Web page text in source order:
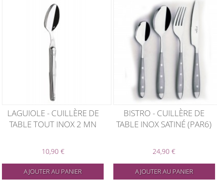
LAGUIOLE - CUILLÈRE DE
TABLE TOUT INOX 2 MN
10,90 €
AJOUTER AU PANIER
BISTRO - CUILLÈRE DE
TABLE INOX SATINÉ (PAR6)
24,90 €
AJOUTER AU PANIER